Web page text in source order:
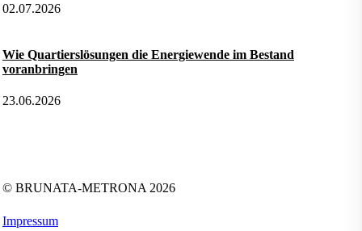
02.07.2026
Wie Quartierslösungen die Energiewende im Bestand
voranbringen
23.06.2026
© BRUNATA-METRONA 2026
Impressum